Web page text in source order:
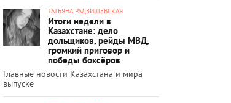
ТАТЬЯНА РАДЗИШЕВСКАЯ
Итоги недели в
Казахстане: дело
дольщиков, рейды МВД,
громкий приговор и
победы боксёров
Главные новости Казахстана и мира
выпуске